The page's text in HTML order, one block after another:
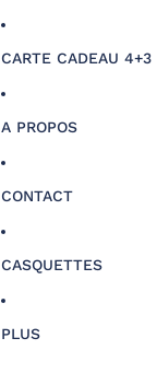
CARTE CADEAU 4+3
A PROPOS
CONTACT
CASQUETTES
PLUS